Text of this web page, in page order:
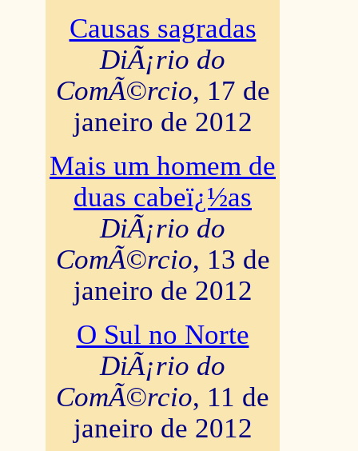
Causas sagradas
DiÃ¡rio do
ComÃ©rcio, 17 de
janeiro de 2012
Mais um homem de
duas cabeï¿½as
DiÃ¡rio do
ComÃ©rcio, 13 de
janeiro de 2012
O Sul no Norte
DiÃ¡rio do
ComÃ©rcio, 11 de
janeiro de 2012